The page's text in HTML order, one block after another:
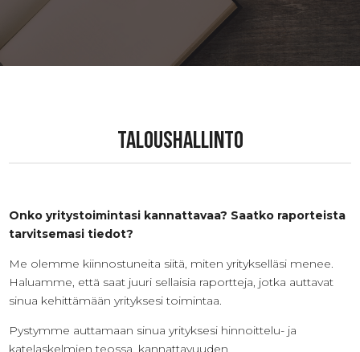
Taloushallinto
Onko yritystoimintasi kannattavaa? Saatko raporteista
tarvitsemasi tiedot?
Me olemme kiinnostuneita siitä, miten yritykselläsi menee.
Haluamme, että saat juuri sellaisia raportteja, jotka auttavat
sinua kehittämään yrityksesi toimintaa.
Pystymme auttamaan sinua yrityksesi hinnoittelu- ja
katelaskelmien teossa, kannattavuuden